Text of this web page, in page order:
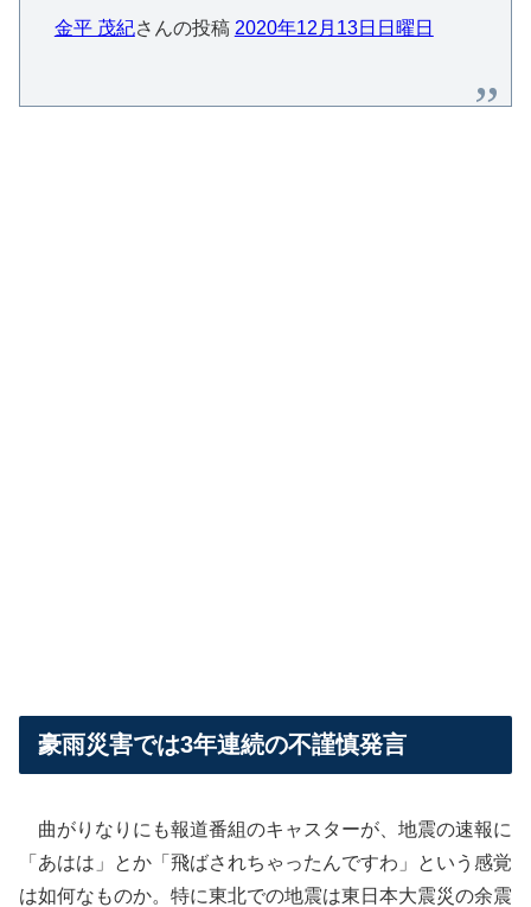
金平 茂紀さんの投稿 2020年12月13日日曜日
豪雨災害では3年連続の不謹慎発言
曲がりなりにも報道番組のキャスターが、地震の速報に
「あはは」とか「飛ばされちゃったんですわ」という感覚
は如何なものか。特に東北での地震は東日本大震災の余震